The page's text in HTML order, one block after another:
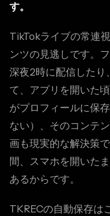
す。
TikTokライブの常連
ンツの見逃しです。
深夜2時に配信したり
て、アプリを開いた
がプロフィールに保
ない）、そのコンテ
画も現実的な解決策
間、スマホを開いた
あるからです。
TKRECの自動保存は